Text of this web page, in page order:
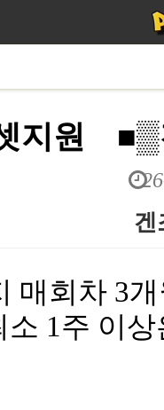
셋지원
겐
매회차 3
1주 이